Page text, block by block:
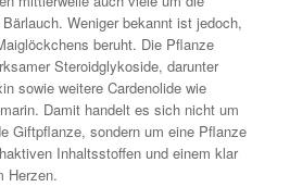
Weniger bekannt ist jedoch,
beruht. Die Pflanze
Steroidglykoside, darunter
sowie weitere Cardenolide wie
Damit handelt es sich nicht um
Giftpflanze, sondern um eine Pflanze
Inhaltsstoffen und einem klar
Herzen.